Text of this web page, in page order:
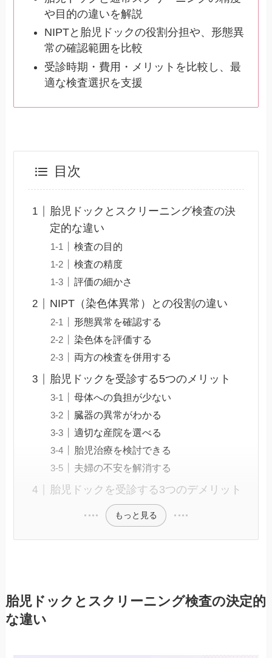
や目的の違いを解説
NIPTと胎児ドックの役割分担や、形態異
常の確認範囲を比較
受診時期・費用・メリットを比較し、最
適な検査選択を支援
目次
胎児ドックとスクリーニング検査の決
定的な違い
検査の目的
検査の精度
評価の細かさ
NIPT（染色体異常）との役割の違い
形態異常を確認する
染色体を評価する
両方の検査を併用する
胎児ドックを受診する5つのメリット
母体への負担が少ない
臓器の異常がわかる
適切な産院を選べる
胎児治療を検討できる
夫婦の不安を解消する
胎児ドックを受診する3つのデメリット
もっと見る
胎児ドックとスクリーニング検査の決定的
な違い